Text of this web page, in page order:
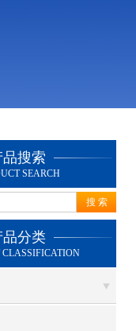
品搜索
SEARCH
品分类
CLASSIFICATION